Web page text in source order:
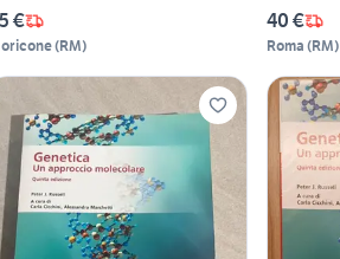
€
(RM)
40 €
Roma (RM)